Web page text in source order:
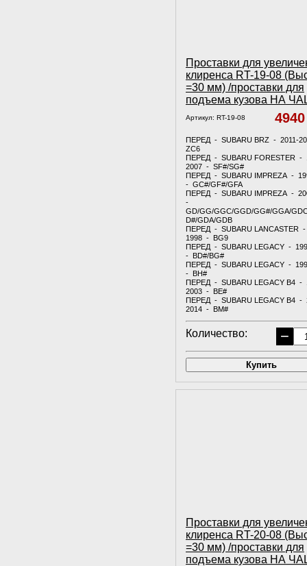
Проставки для
клиренса RT-19-08
=30 мм) /проставки для
подъема кузова НА
Артикул: RT-19-08
ПЕРЕД - SUBARU BRZ - 2011-
ZC6
ПЕРЕД - SUBARU FORESTER -
2007 - SF#/SG#
ПЕРЕД - SUBARU IMPREZA -
- GC#/GF#/GFA
ПЕРЕД - SUBARU IMPREZA -
-
GD/GG/GGC/GGD/GG#/GGA/
D#/GDA/GDB
ПЕРЕД - SUBARU LANCASTER
1998 - BG9
ПЕРЕД - SUBARU LEGACY -
- BD#/BG#
ПЕРЕД - SUBARU LEGACY -
- BH#
ПЕРЕД - SUBARU LEGACY B4 -
2003 - BE#
ПЕРЕД - SUBARU LEGACY B4 -
2014 - BM#
Количество: −
Купить
Проставки для
клиренса RT-20-08
=30 мм) /проставки для
подъема кузова НА